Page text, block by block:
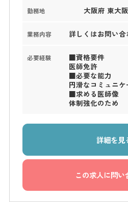
勤務地 大阪府 東大
業務内容 詳しくはお問い合
必要経験
■資格要件
医師免許
■必要な能力
円滑なコミュニ
■求める医師像
体制強化のため
詳細を見
この求人に問い